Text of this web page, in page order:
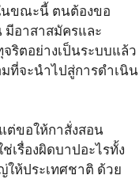
นขณะนี้ ตนต้องขอ
มีอาสาสมัครและ
ริตอย่างเป็นระบบแล้ว
ที่จะนำไปสู่การดำเนิน
ต่ขอให้กาสั่งสอน
รื่องผิดบาปอะไรทั้ง
ห้ประเทศชาติ ด้วย